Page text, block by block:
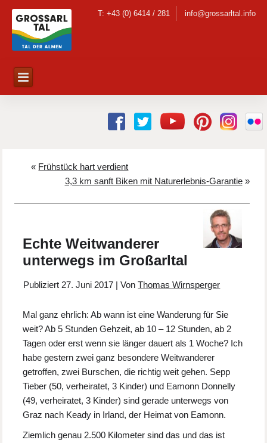
T: +43 (0) 6414 / 281 info@grossarltal.info
« Frühstück hart verdient
3,3 km sanft Biken mit Naturerlebnis-Garantie»
Echte Weitwanderer
unterwegs im Großarltal
Publiziert 27. Juni 2017 |Von Thomas Wirnsperger
Mal ganz ehrlich: Ab wann ist eine Wanderung für Sie
weit? Ab 5 Stunden Gehzeit, ab 10 – 12 Stunden, ab 2
Tagen oder erst wenn sie länger dauert als 1 Woche? Ich
habe gestern zwei ganz besondere Weitwanderer
getroffen, zwei Burschen, die richtig weit gehen. Sepp
Tieber (50, verheiratet, 3 Kinder) und Eamonn Donnelly
(49, verheiratet, 3 Kinder) sind gerade unterwegs von
Graz nach Keady in Irland, der Heimat von Eamonn.
Ziemlich genau 2.500 Kilometer sind das und das ist